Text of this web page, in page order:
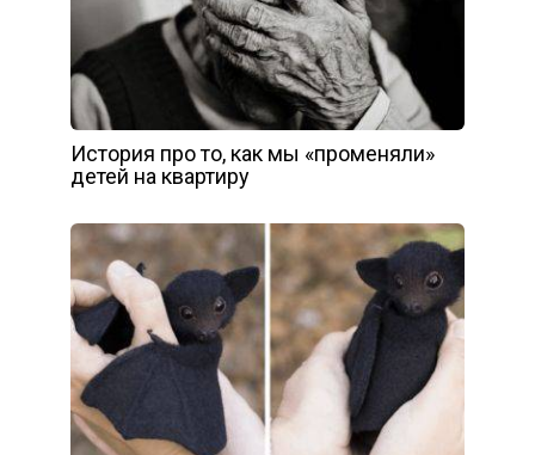
История про то, как мы «променяли»
детей на квартиру